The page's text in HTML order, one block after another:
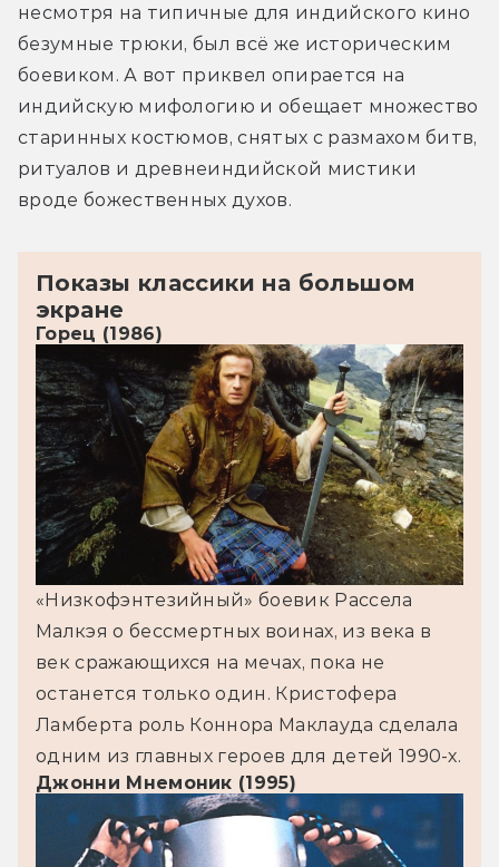
несмотря на типичные для индийского кино
безумные трюки, был всё же историческим
боевиком. А вот приквел опирается на
индийскую мифологию и обещает множество
старинных костюмов, снятых с размахом битв,
ритуалов и древнеиндийской мистики
вроде божественных духов.
Показы классики на большом
экране
Горец (1986)
«Низкофэнтезийный» боевик Рассела
Малкэя о бессмертных воинах, из века в
век сражающихся на мечах, пока не
останется только один. Кристофера
Ламберта роль Коннора Маклауда сделала
Джонни Мнемоник (1995)